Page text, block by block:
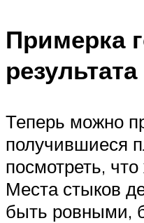
Примерка
результата
Теперь можно
получившиеся
посмотреть,
Места стыков
быть ровными,